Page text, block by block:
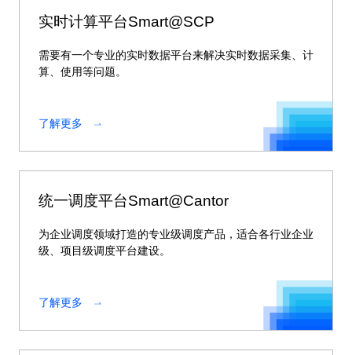
实时计算平台Smart@SCP
需要有一个专业的实时数据平台来解决实时数据采集、计
算、使用等问题。
了解更多
统一调度平台Smart@Cantor
为企业调度领域打造的专业级调度产品，适合各行业企业
级、项目级调度平台建设。
了解更多